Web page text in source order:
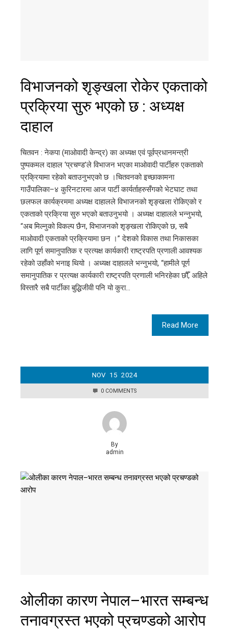
विभाजनको शृङ्खला रोकेर एकताको
प्रक्रिया सुरु भएको छ : अध्यक्ष
दाहाल
चितवन : नेकपा (माओवादी केन्द्र) का अध्यक्ष एवं पूर्वप्रधानमन्त्री
पुष्पकमल दाहाल ‘प्रचण्ड’ले विभाजन भएका माओवादी पार्टीहरु एकताको
प्रक्रियामा रहेको बताउनुभएको छ ।चितवनको इच्छाकामना
गाउँपालिका–४ कुरिनटारमा आज पार्टी कार्यर्ताहरुसँगको भेटघाट तथा
छलफल कार्यक्रममा अध्यक्ष दाहालले विभाजनको शृङ्खला रोकिएको र
एकताको प्रक्रिया सुरु भएको बताउनुभयो । अध्यक्ष दाहालले भन्नुभयो,
“अब मिल्नुको विकल्प छैन, विभाजनको शृङ्खला रोकिएको छ, सबै
माओवादी एकताको प्रक्रियामा छन ।” देशको विकास तथा निकासका
लागि पूर्ण समानुपातिक र प्रत्यक्ष कार्यकारी राष्ट्रपति प्रणाली आवश्यक
रहेको उहाँको भनाइ थियो । अध्यक्ष दाहालले भन्नुभयो, “हामीले पूर्ण
समानुपातिक र प्रत्यक्ष कार्यकारी राष्ट्रपति प्रणाली भनिरहेका छौँ, अहिले
विस्तारै सबै पार्टीका बुद्धिजीवी पनि यो कुरा…
Read More
NOV 15 2024
0 COMMENTS
By
admin
ओलीका कारण नेपाल–भारत सम्बन्ध
तनावग्रस्त भएको प्रचण्डको आरोप